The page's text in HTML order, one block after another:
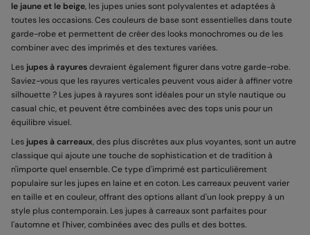
le jaune et le beige, les jupes unies sont polyvalentes et adaptées à
toutes les occasions. Ces couleurs de base sont essentielles dans toute
garde-robe et permettent de créer des looks monochromes ou de les
combiner avec des imprimés et des textures variées.
Les jupes à rayuresdevraient également figurer dans votre garde-robe.
Saviez-vous que les rayures verticales peuvent vous aider à affiner votre
silhouette ? Les jupes à rayures sont idéales pour un style nautique ou
casual chic, et peuvent être combinées avec des tops unis pour un
équilibre visuel.
Les jupes à carreaux, des plus discrètes aux plus voyantes, sont un autre
classique qui ajoute une touche de sophistication et de tradition à
n'importe quel ensemble. Ce type d'imprimé est particulièrement
populaire sur les jupes en laine et en coton. Les carreaux peuvent varier
en taille et en couleur, offrant des options allant d'un look preppy à un
style plus contemporain. Les jupes à carreaux sont parfaites pour
l'automne et l'hiver, combinées avec des pulls et des bottes.